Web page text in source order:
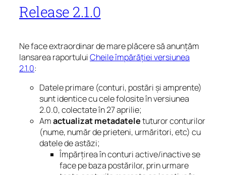
Release 2.1.0
Ne face extraordinar de mare plăcere să anunțăm
lansarea raportuluiCheile împărăției versiunea
2.1.0:
Datele primare (conturi, postări și amprente)
sunt identice cu cele folosite în versiunea
2.0.0, colectate în 27 aprilie;
Amactualizat metadateletuturor conturilor
(nume, număr de prieteni, urmăritori, etc) cu
datele de astăzi;
Împărțirea în conturi active/inactive se
face pe baza postărilor, prin urmare